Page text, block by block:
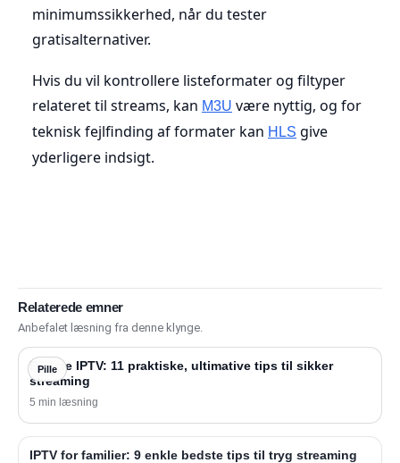
minimumssikkerhed, når du tester
gratisalternativer.
Hvis du vil kontrollere listeformater og filtyper
relateret til streams, kan M3U være nyttig, og for
teknisk fejlfinding af formater kan HLS give
yderligere indsigt.
Relaterede emner
Anbefalet læsning fra denne klynge.
Pille
Bedste IPTV: 11 praktiske, ultimative tips til sikker
streaming
5 min læsning
IPTV for familier: 9 enkle bedste tips til tryg streaming